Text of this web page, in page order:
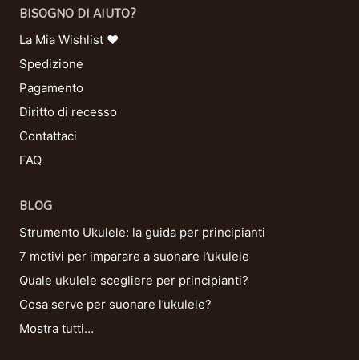
BISOGNO DI AIUTO?
La Mia Wishlist ❤
Spedizione
Pagamento
Diritto di recesso
Contattaci
FAQ
BLOG
Strumento Ukulele: la guida per principianti
7 motivi per imparare a suonare l’ukulele
Quale ukulele scegliere per principianti?
Cosa serve per suonare l’ukulele?
Mostra tutti…